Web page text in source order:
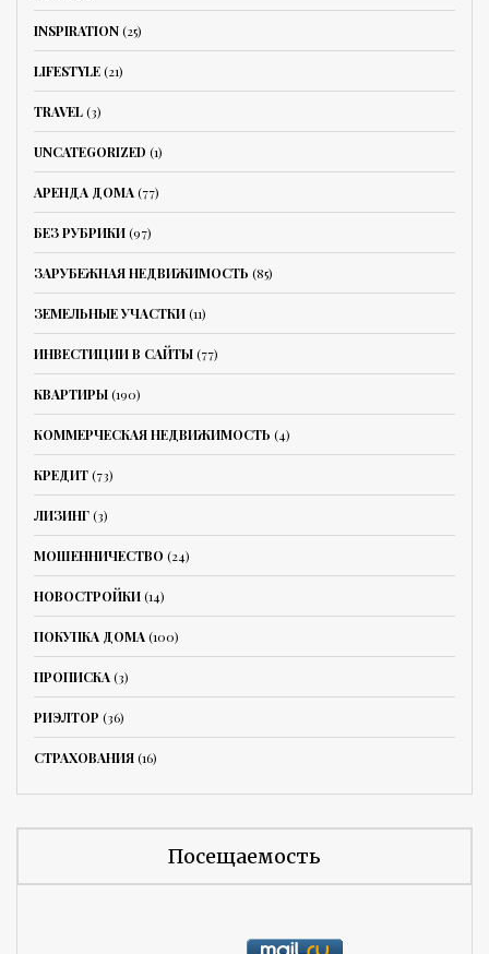
INSPIRATION(25)
LIFESTYLE(21)
TRAVEL(3)
UNCATEGORIZED (1)
АРЕНДА ДОМА(77)
БЕЗ РУБРИКИ(97)
ЗАРУБЕЖНАЯ НЕДВИЖИМОСТЬ (85)
ЗЕМЕЛЬНЫЕ УЧАСТКИ(11)
ИНВЕСТИЦИИ В САЙТЫ(77)
КВАРТИРЫ(190)
КОММЕРЧЕСКАЯ НЕДВИЖИМОСТЬ (4)
КРЕДИТ(73)
ЛИЗИНГ(3)
МОШЕННИЧЕСТВО (24)
НОВОСТРОЙКИ(14)
ПОКУПКА ДОМА(100)
ПРОПИСКА(3)
РИЭЛТОР (36)
СТРАХОВАНИЯ(16)
Посещаемость